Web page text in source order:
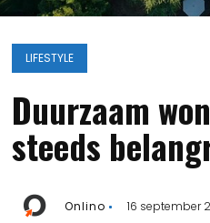
LIFESTYLE
Duurzaam
steeds
Onlino 16 september